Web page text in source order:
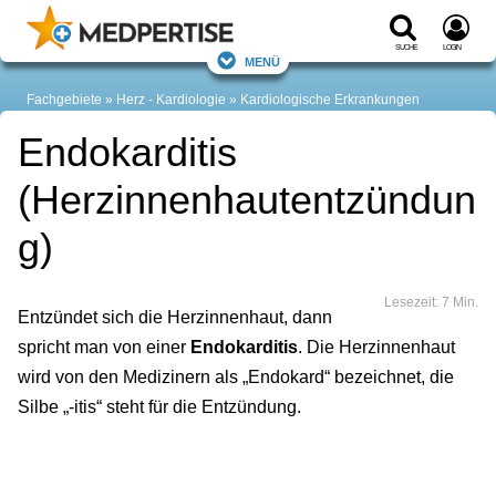
Suche Login
Menü
Fachgebiete Herz - Kardiologie Kardiologische Erkrankungen
Endokarditis
(Herzinnenhautentzündun
g)
Lesezeit: 7 Min.
Entzündet sich die Herzinnenhaut, dann
spricht man von einer Endokarditis. Die Herzinnenhaut
wird von den Medizinern als „Endokard“ bezeichnet, die
Silbe „-itis“ steht für die Entzündung.